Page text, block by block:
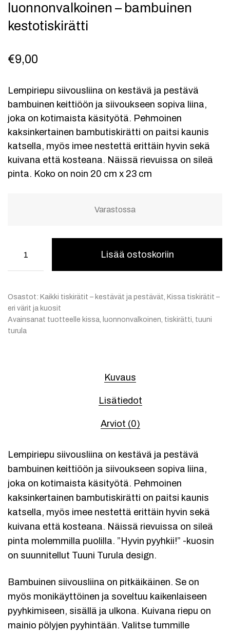
luonnonvalkoinen – bambuinen
kestotiskirätti
€9,00
Lempiriepu siivousliina on kestävä ja pestävä
bambuinen keittiöön ja siivoukseen sopiva liina,
joka on kotimaista käsityötä. Pehmoinen
kaksinkertainen bambutiskirätti on paitsi kaunis
katsella, myös imee nestettä erittäin hyvin sekä
kuivana että kosteana. Näissä rievuissa on sileä
pinta. Koko on noin 20 cm x 23 cm
Varastossa
Lisää ostoskoriin
Osastot: Kaikki tiskirätit – kestävät ja pestävät, Kissa tiskirätit –
eri värit ja kuosit
Avainsanat tuotteelle kissa, luonnonvalkoinen, tiskirätti, tuuni
turula
Kuvaus
Lisätiedot
Arviot (0)
Lempiriepu siivousliina on kestävä ja pestävä
bambuinen keittiöön ja siivoukseen sopiva liina,
joka on kotimaista käsityötä. Pehmoinen
kaksinkertainen bambutiskirätti on paitsi kaunis
katsella, myös imee nestettä erittäin hyvin sekä
kuivana että kosteana. Näissä rievuissa on sileä
pinta molemmilla puolilla. ”Hyvin pyyhkii!” -kuosin
on suunnitellut Tuuni Turula design.
Bambuinen siivousliina on pitkäikäinen. Se on
myös monikäyttöinen ja soveltuu kaikenlaiseen
pyyhkimiseen, sisällä ja ulkona. Kuivana riepu on
mainio pölyjen pyyhintään. Valitse tummille